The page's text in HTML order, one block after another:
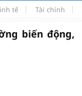
tế Tài chính
biến động,